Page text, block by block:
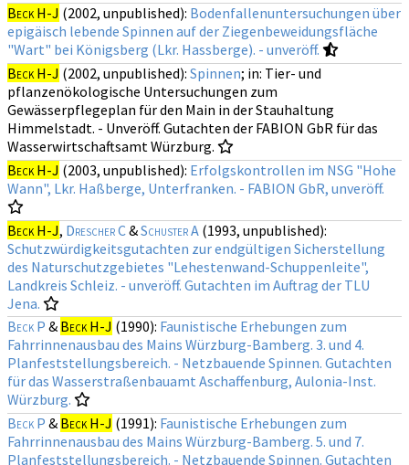
Beck H-J (2002, unpublished): Bodenfallenuntersuchungen über
epigäisch lebende Spinnen auf der Ziegenbeweidungsfläche
"Wart" bei Königsberg (Lkr. Hassberge). - unveröff.
Beck H-J (2002, unpublished): Spinnen; in: Tier- und
pflanzenökologische Untersuchungen zum
Gewässerpflegeplan für den Main in der Stauhaltung
Himmelstadt. - Unveröff. Gutachten der FABION GbR für das
Wasserwirtschaftsamt Würzburg.
Beck H-J (2003, unpublished): Erfolgskontrollen im NSG "Hohe
Wann", Lkr. Haßberge, Unterfranken. - FABION GbR, unveröff.
Beck H-J, Drescher C&Schuster A (1993, unpublished):
Schutzwürdigkeitsgutachten zur endgültigen Sicherstellung
des Naturschutzgebietes "Lehestenwand-Schuppenleite",
Landkreis Schleiz. - unveröff. Gutachten im Auftrag der TLU
Jena.
Beck P & Beck H-J (1990): Faunistische Erhebungen zum
Fahrrinnenausbau des Mains Würzburg-Bamberg. 3. und 4.
Planfeststellungsbereich. - Netzbauende Spinnen. Gutachten
für das Wasserstraßenbauamt Aschaffenburg, Aulonia-Inst.
Würzburg.
Beck P & Beck H-J (1991): Faunistische Erhebungen zum
Fahrrinnenausbau des Mains Würzburg-Bamberg. 5. und 7.
Planfeststellungsbereich. - Netzbauende Spinnen. Gutachten